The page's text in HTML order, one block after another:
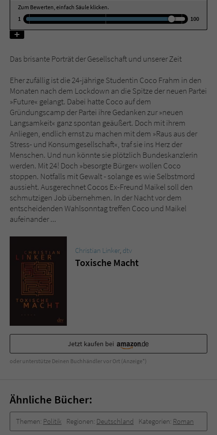
Zum Bewerten, einfach Säule klicken.
1
100
Das brisante Porträt der Gesellschaft und unserer Zeit
Eher zufällig ist die 24-jährige Studentin Coco Frahm in den
Monaten nach dem Lockdown an die Spitze der neuen Partei
»Future« gelangt. Dabei hatte Coco auf dem
Gründungscamp der Partei ihre Gedanken zur »neuen
Langsamkeit« ganz spontan geäußert. Doch mit ihrem
Anliegen, endlich ernst zu machen mit dem »Raus aus der
Stress- und Konsumgesellschaft«, traf sie ins Herz der
Menschen. Und nun könnte sie plötzlich Bundeskanzlerin
werden. Mit 24! Doch »besorgte Bürger« wollen Coco
stoppen. Notfalls mit Gewalt - solange es wie Selbstmord
aussieht. Ausgerechnet Cocos Ex-Freund Maikel soll den
schmutzigen Job übernehmen. In der Nacht vor dem
entscheidenden Wahlsonntag treffen Coco und Maikel
aufeinander ...
Christian Linker, dtv
Toxische Macht
Jetzt kaufen bei
oder unterstütze Deinen Buchhändler vor Ort (Anzeige*)
Ähnliche Bücher:
Themen: Politik Regionen: Deutschland Kategorien: Roman
Name tx_pwcomments_ahash
Zweck Cookie für Kommentare einzelner Buchtitel
Name fe_typo_user
Anbieter Literatur-Couch Medien GmbH & Co. KG
Laufzeit Session
Zweck
Dieses Cookie gewährleistet die
Kommunikation der Webseite mit dem
Benutzer. Es wird benötigt um z. B. den